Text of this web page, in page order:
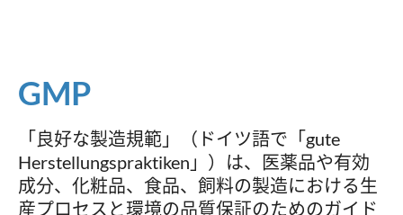
GMP
「良好な製造規範」（ドイツ語で「gute
Herstellungspraktiken」）は、医薬品や有効
成分、化粧品、食品、飼料の製造における生
産プロセスと環境の品質保証のためのガイド